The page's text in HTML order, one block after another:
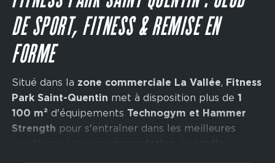
DE SPORT, FITNESS & REMISE EN
FORME
Situé dans la zone commerciale La Vallée, Fitness
Park Saint-Quentin met à disposition plus de1
100 m² d'équipements Technogym et Hammer
Strength pour s'entraîner dans les meilleures